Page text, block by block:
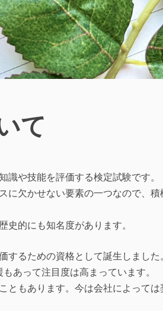
て
や技能を評価する検定試験です。
に欠かせない要素の一つなので、積
的にも知名度があります。
るための資格として誕生しました。
あって注目度は高まっています。
ともあります。今は会社によっては